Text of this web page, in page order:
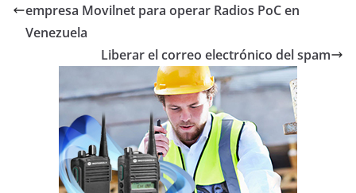
empresa Movilnet para operar Radios PoC en
Venezuela
Liberar el correo electrónico del spam